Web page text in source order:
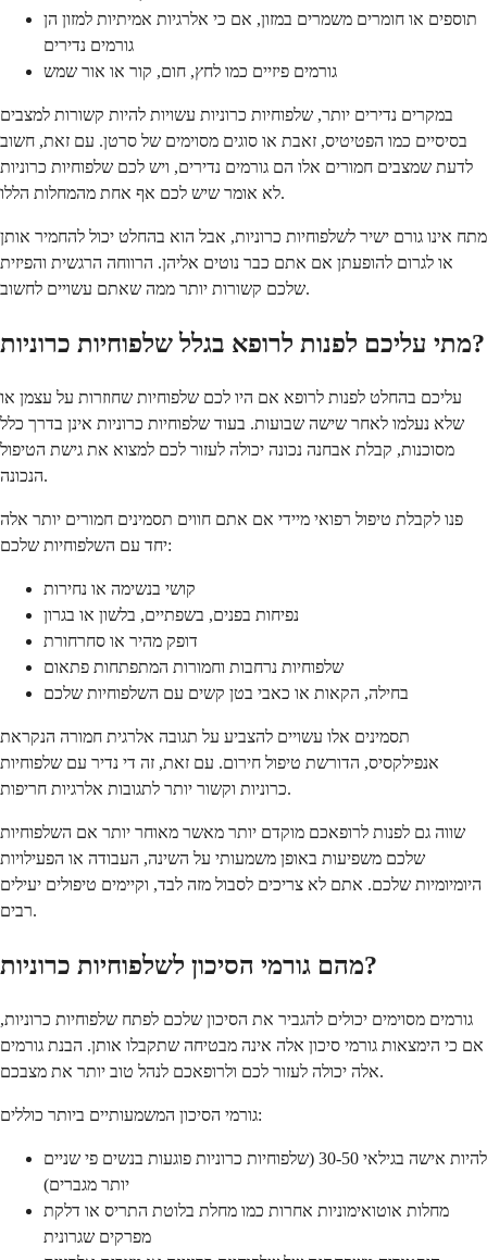
תוספים או חומרים משמרים במזון, אם כי אלרגיות אמיתיות למזון הן
גורמים נדירים
גורמים פיזיים כמו לחץ, חום, קור או אור שמש
במקרים נדירים יותר, שלפוחיות כרוניות עשויות להיות קשורות למצבים
בסיסיים כמו הפטיטיס, זאבת או סוגים מסוימים של סרטן. עם זאת, חשוב
לדעת שמצבים חמורים אלו הם גורמים נדירים, ויש לכם שלפוחיות כרוניות
לא אומר שיש לכם אף אחת מהמחלות הללו.
מתח אינו גורם ישיר לשלפוחיות כרוניות, אבל הוא בהחלט יכול להחמיר אותן
או לגרום להופעתן אם אתם כבר נוטים אליהן. הרווחה הרגשית והפיזית
שלכם קשורות יותר ממה שאתם עשויים לחשוב.
מתי עליכם לפנות לרופא בגלל שלפוחיות כרוניות?
עליכם בהחלט לפנות לרופא אם היו לכם שלפוחיות שחוזרות על עצמן או
שלא נעלמו לאחר שישה שבועות. בעוד שלפוחיות כרוניות אינן בדרך כלל
מסוכנות, קבלת אבחנה נכונה יכולה לעזור לכם למצוא את גישת הטיפול
הנכונה.
פנו לקבלת טיפול רפואי מיידי אם אתם חווים תסמינים חמורים יותר אלה
יחד עם השלפוחיות שלכם:
קושי בנשימה או נחירות
נפיחות בפנים, בשפתיים, בלשון או בגרון
דופק מהיר או סחרחורת
שלפוחיות נרחבות וחמורות המתפתחות פתאום
בחילה, הקאות או כאבי בטן קשים עם השלפוחיות שלכם
תסמינים אלו עשויים להצביע על תגובה אלרגית חמורה הנקראת
אנפילקסיס, הדורשת טיפול חירום. עם זאת, זה די נדיר עם שלפוחיות
כרוניות וקשור יותר לתגובות אלרגיות חריפות.
שווה גם לפנות לרופאכם מוקדם יותר מאשר מאוחר יותר אם השלפוחיות
שלכם משפיעות באופן משמעותי על השינה, העבודה או הפעילויות
היומיומיות שלכם. אתם לא צריכים לסבול מזה לבד, וקיימים טיפולים יעילים
רבים.
מהם גורמי הסיכון לשלפוחיות כרוניות?
גורמים מסוימים יכולים להגביר את הסיכון שלכם לפתח שלפוחיות כרוניות,
אם כי הימצאות גורמי סיכון אלה אינה מבטיחה שתקבלו אותן. הבנת גורמים
אלה יכולה לעזור לכם ולרופאכם לנהל טוב יותר את מצבכם.
גורמי הסיכון המשמעותיים ביותר כוללים:
להיות אישה בגילאי 30-50 (שלפוחיות כרוניות פוגעות בנשים פי שניים
יותר מגברים)
מחלות אוטואימוניות אחרות כמו מחלת בלוטת התריס או דלקת
מפרקים שגרונית